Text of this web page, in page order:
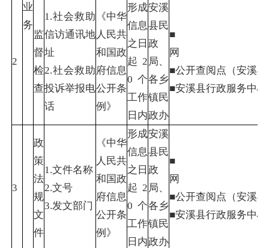
业
务
2
监
督
检
查
1.社会救助
信访通讯地
址
2.社会救助
投诉举报电
话
《中华
人民共
和国政
府信息
公开条
例》
形成
信息
之日
起2
0个
工作
日内
安溪
县民
政
局、
各乡
镇民
政办
■
■公开查阅点（安溪
■安溪县行政服务
3
政
策
法
规
文
件
1.文件名称
2.文号
3.发文部门
《中华
人民共
和国政
府信息
公开条
例》
形成
信息
之日
起2
0个
工作
日内
安溪
县民
政
局、
各乡
镇民
政办
■
■公开查阅点（安溪
■安溪县行政服务